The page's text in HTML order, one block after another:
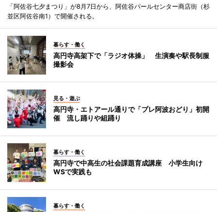
「阿佐谷七夕まつり」が8月7日から、阿佐谷パールセンター商店街（杉
並区阿佐谷南1）で開催される。
暮らす・働く
高円寺高架下で「ラジオ体操」 生演奏や駅長制服
撮影会
見る・遊ぶ
高円寺・エトアール通りで「プレ阿波おどり」初開
催 流し踊りや組踊り
暮らす・働く
高円寺で中高生の社会課題育成講座 小学生向け
WSで実践も
暮らす・働く